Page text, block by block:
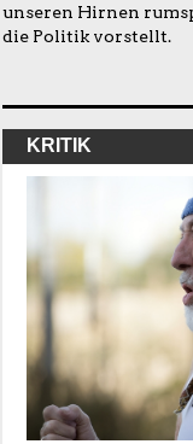
unseren Hirnen
die Politik vorstellt.
KRITIK